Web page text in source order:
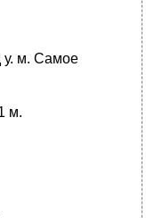
у. м. Самое
м.